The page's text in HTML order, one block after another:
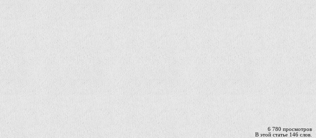
6 780 просмотров
В этой статье 146 слов.